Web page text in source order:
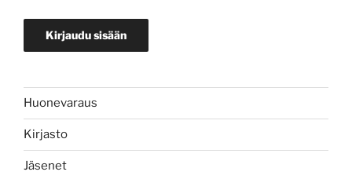
Huonevaraus
Kirjasto
Jäsenet